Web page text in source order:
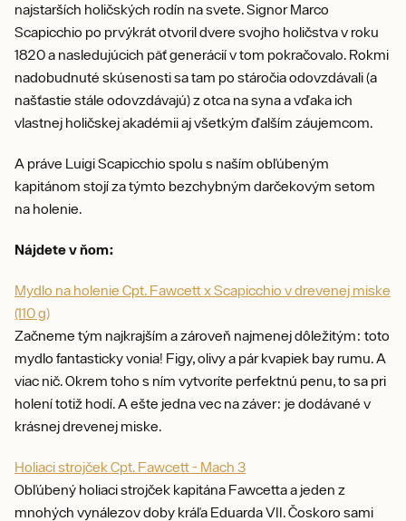
najstarších holičských rodín na svete. Signor Marco
Scapicchio po prvýkrát otvoril dvere svojho holičstva v roku
1820 a nasledujúcich päť generácií v tom pokračovalo. Rokmi
nadobudnuté skúsenosti sa tam po stáročia odovzdávali (a
našťastie stále odovzdávajú) z otca na syna a vďaka ich
vlastnej holičskej akadémii aj všetkým ďalším záujemcom.
A práve Luigi Scapicchio spolu s naším obľúbeným
kapitánom stojí za týmto bezchybným darčekovým setom
na holenie.
Nájdete v ňom:
Mydlo na holenie Cpt. Fawcett x Scapicchio v drevenej miske
(110 g)
Začneme tým najkrajším a zároveň najmenej dôležitým: toto
mydlo fantasticky vonia! Figy, olivy a pár kvapiek bay rumu. A
viac nič. Okrem toho s ním vytvoríte perfektnú penu, to sa pri
holení totiž hodí. A ešte jedna vec na záver: je dodávané v
krásnej drevenej miske.
Holiaci strojček Cpt. Fawcett - Mach 3
Obľúbený holiaci strojček kapitána Fawcetta a jeden z
mnohých vynálezov doby kráľa Eduarda VII. Čoskoro sami